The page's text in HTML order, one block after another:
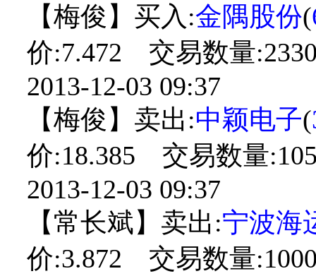
【梅俊】买入:金隅股份(
价:7.472 交易数量
2013-12-03 09:37
【梅俊】卖出:中颖电子(
价:18.385 交易数量
2013-12-03 09:37
【常长斌】卖出:宁波海
价:3.872 交易数量